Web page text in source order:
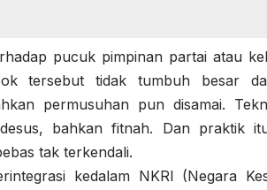
pucuk pimpinan partai atau
tersebut tidak tumbuh besar
permusuhan pun disamai.
desus, bahkan fitnah. Dan praktik
tak terkendali.
kedalam NKRI (Negara